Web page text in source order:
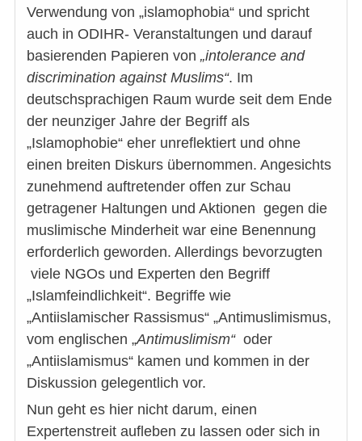
Verwendung von „islamophobia“ und spricht
auch in ODIHR- Veranstaltungen und darauf
basierenden Papieren von „intolerance and
discrimination against Muslims“. Im
deutschsprachigen Raum wurde seit dem Ende
der neunziger Jahre der Begriff als
„Islamophobie“ eher unreflektiert und ohne
einen breiten Diskurs übernommen. Angesichts
zunehmend auftretender offen zur Schau
getragener Haltungen und Aktionen gegen die
muslimische Minderheit war eine Benennung
erforderlich geworden. Allerdings bevorzugten
viele NGOs und Experten den Begriff
„Islamfeindlichkeit“. Begriffe wie
„Antiislamischer Rassismus“ „Antimuslimismus,
vom englischen „Antimuslimism“oder
„Antiislamismus“ kamen und kommen in der
Diskussion gelegentlich vor.
Nun geht es hier nicht darum, einen
Expertenstreit aufleben zu lassen oder sich in